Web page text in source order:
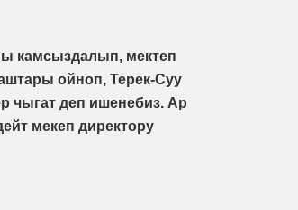
камсыздалып, мектеп
ойноп, Терек-Суу
чыгат деп ишенебиз. Ар
мекеп директору